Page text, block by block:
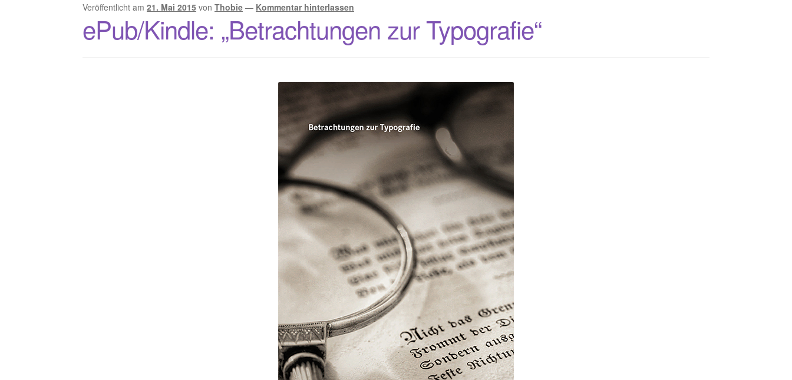
Veröffentlicht am21. Mai 2015 vonThobie — Kommentar hinterlassen
ePub/Kindle: „Betrachtungen zur Typografie“